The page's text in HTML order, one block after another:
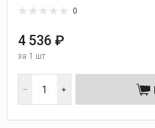
0
4 536 ₽
за 1 шт